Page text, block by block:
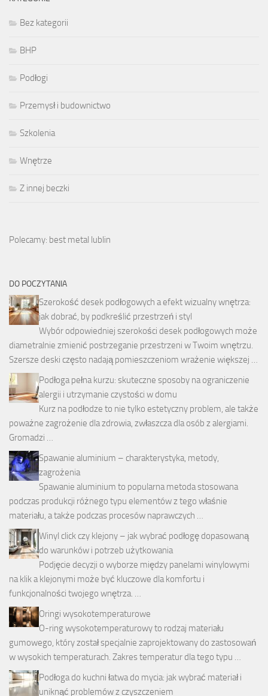
Bez kategorii
BHP
Podłogi
Przemysł i budownictwo
Szkolenia
Wnętrze
Z innej beczki
Polecamy: best metal lublin
DO POCZYTANIA
Szerokość desek podłogowych a efekt wizualny wnętrza:
jak dobrać, by podkreślić przestrzeń i styl
Wybór odpowiedniej szerokości desek podłogowych może
diametralnie zmienić postrzeganie przestrzeni w Twoim wnętrzu.
Szersze deski często nadają pomieszczeniom wrażenie większej …
Podłoga pełna kurzu: skuteczne sposoby na ograniczenie
alergii i utrzymanie czystości w domu
Kurz na podłodze to nie tylko estetyczny problem, ale także
poważne zagrożenie dla zdrowia, zwłaszcza dla osób z alergiami.
Gromadzi …
Spawanie aluminium – charakterystyka, metody,
zagrożenia
Spawanie aluminium to popularna metoda stosowana
podczas produkcji różnego typu elementów z tego właśnie
materiału, a także podczas procesów naprawczych …
Winyl click czy klejony – jak wybrać podłogę dopasowaną
do warunków i potrzeb użytkowania
Podjęcie decyzji o wyborze między panelami winylowymi
na klik a klejonymi może być kluczowe dla komfortu i
funkcjonalności twojego wnętrza. …
Oringi wysokotemperaturowe
O-ring wysokotemperaturowy to rodzaj materiału
gumowego, który został specjalnie zaprojektowany do zastosowań
w wysokich temperaturach. Zakres temperatur dla tego typu …
Podłoga do kuchni łatwa do mycia: jak wybrać materiał i
uniknąć problemów z czyszczeniem